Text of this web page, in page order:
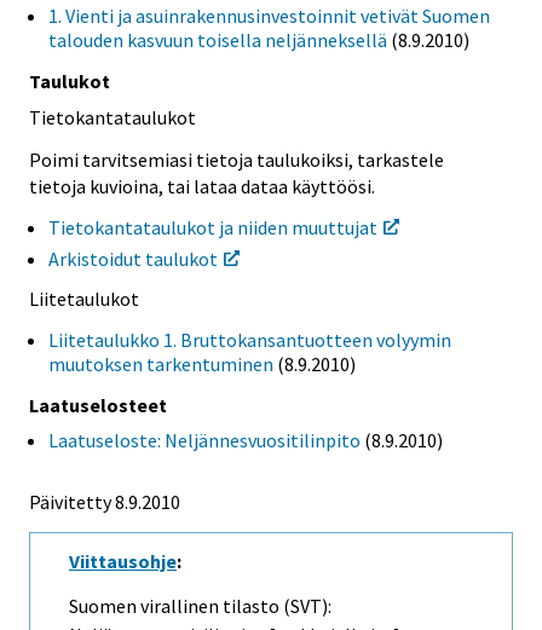
1. Vienti ja asuinrakennusinvestoinnit vetivät Suomen
talouden kasvuun toisella neljänneksellä (8.9.2010)
Taulukot
Tietokantataulukot
Poimi tarvitsemiasi tietoja taulukoiksi, tarkastele
tietoja kuvioina, tai lataa dataa käyttöösi.
Tietokantataulukot ja niiden muuttujat
Arkistoidut taulukot
Liitetaulukot
Liitetaulukko 1. Bruttokansantuotteen volyymin
muutoksen tarkentuminen (8.9.2010)
Laatuselosteet
Laatuseloste: Neljännesvuositilinpito (8.9.2010)
Päivitetty 8.9.2010
Viittausohje:
Suomen virallinen tilasto (SVT):